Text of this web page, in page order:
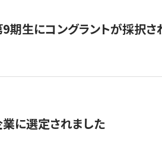
9期生にコングラントが採択さ
に選定されました